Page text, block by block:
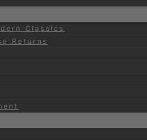
Classics
Returns